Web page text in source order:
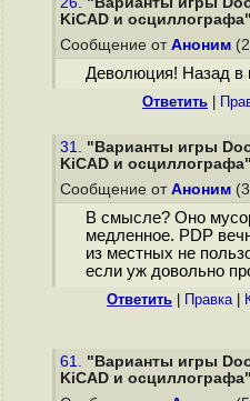
KiCAD и осциллографа"
Сообщение от Аноним
Деволюция! Назад в
Ответить
31. "Варианты игры
KiCAD и осциллографа"
Сообщение от Аноним
В смысле? Оно
медленное. PDP
из местных не
если уж довольно
Ответить Правка|
61. "Варианты игры
KiCAD и осциллографа"